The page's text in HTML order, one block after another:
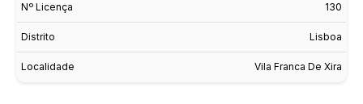
Nº Licença 130
Distrito Lisboa
Localidade Vila Franca De Xira